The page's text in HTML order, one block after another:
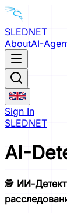
SLEDNET
AboutAI-
Sign In
SLEDNET
AI-
🕵️ ИИ-